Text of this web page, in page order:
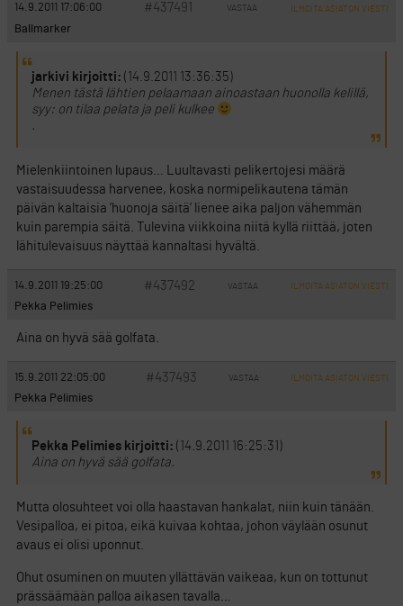
14.9.2011 17:06:00 #437491 VASTAA ILMOITA ASIATON VIESTI
Ballmarker
jarkivi kirjoitti: (14.9.2011 13:36:35)
Menen tästä lähtien pelaamaan ainoastaan huonolla kelillä,
syy: on tilaa pelata ja peli kulkee
.
Mielenkiintoinen lupaus… Luultavasti pelikertojesi määrä
vastaisuudessa harvenee, koska normipelikautena tämän
päivän kaltaisia ’huonoja säitä’ lienee aika paljon vähemmän
kuin parempia säitä. Tulevina viikkoina niitä kyllä riittää, joten
lähitulevaisuus näyttää kannaltasi hyvältä.
14.9.2011 19:25:00 #437492 VASTAA ILMOITA ASIATON VIESTI
Pekka Pelimies
Aina on hyvä sää golfata.
15.9.2011 22:05:00 #437493 VASTAA ILMOITA ASIATON VIESTI
Pekka Pelimies
Pekka Pelimies kirjoitti: (14.9.2011 16:25:31)
Aina on hyvä sää golfata.
Mutta olosuhteet voi olla haastavan hankalat, niin kuin tänään.
Vesipalloa, ei pitoa, eikä kuivaa kohtaa, johon väylään osunut
avaus ei olisi uponnut.
Ohut osuminen on muuten yllättävän vaikeaa, kun on tottunut
prässäämään palloa aikasen tavalla…